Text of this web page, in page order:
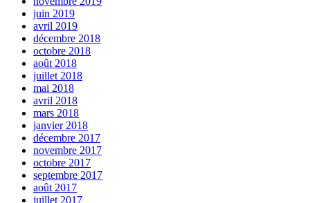
juin 2019
avril 2019
décembre 2018
octobre 2018
août 2018
juillet 2018
mai 2018
avril 2018
mars 2018
janvier 2018
décembre 2017
novembre 2017
octobre 2017
septembre 2017
août 2017
juillet 2017